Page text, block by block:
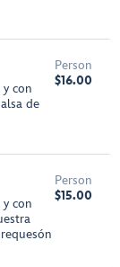
con
de
Person
$16.00
con
Person
$15.00